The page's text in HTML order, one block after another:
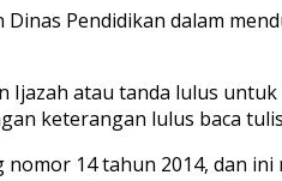
Pendidikan dalam
Ijazah atau tanda lulus
keterangan lulus baca tulis
14 tahun 2014, dan